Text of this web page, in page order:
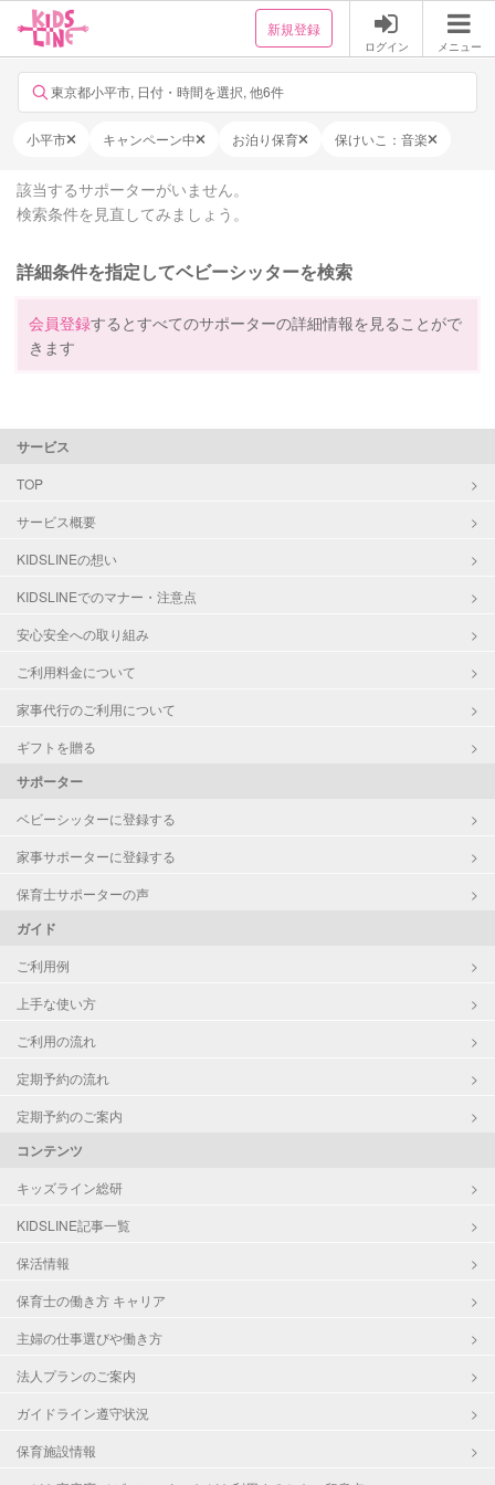
新規登録
ログイン メニュー
東京都小平市, 日付・時間を選択, 他6件
小平市 キャンペーン中 お泊り保育 保けいこ：音楽
該当するサポーターがいません。
検索条件を見直してみましょう。
詳細条件を指定してベビーシッターを検索
会員登録するとすべてのサポーターの詳細情報を見ることがで
きます
サービス
TOP
サービス概要
KIDSLINEの想い
KIDSLINEでのマナー・注意点
安心安全への取り組み
ご利用料金について
家事代行のご利用について
ギフトを贈る
サポーター
ベビーシッターに登録する
家事サポーターに登録する
保育士サポーターの声
ガイド
ご利用例
上手な使い方
ご利用の流れ
定期予約の流れ
定期予約のご案内
コンテンツ
キッズライン総研
KIDSLINE記事一覧
保活情報
保育士の働き方 キャリア
主婦の仕事選びや働き方
法人プランのご案内
ガイドライン遵守状況
保育施設情報